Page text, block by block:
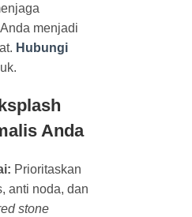
menjadi
Hubungi
Anda
Prioritaskan
anti noda, dan
stone